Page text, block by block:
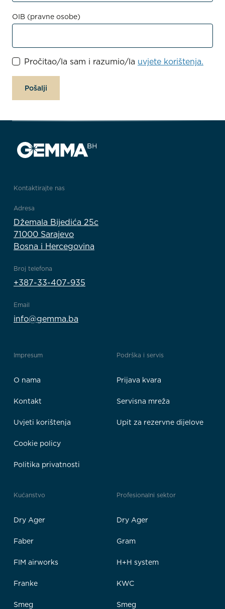
OIB (pravne osobe)
Pročitao/la sam i razumio/la uvjete korištenja.
Pošalji
Kontaktirajte nas
Adresa
Džemala Bijedića 25c
71000 Sarajevo
Bosna i Hercegovina
Broj telefona
+387-33-407-935
Email
info@gemma.ba
Impresum
O nama
Kontakt
Uvjeti korištenja
Cookie policy
Politika privatnosti
Podrška i servis
Prijava kvara
Servisna mreža
Upit za rezervne dijelove
Kućanstvo
Dry Ager
Faber
FIM airworks
Franke
Smeg
Profesionalni sektor
Dry Ager
Gram
H+H system
KWC
Smeg